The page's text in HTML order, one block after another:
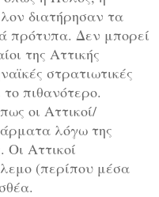
διατήρησαν τα
πρότυπα. Δεν μπορεί
της Αττικής
στρατιωτικές
πιθανότερο.
οι Αττικοί/
άρματα λόγω της
Οι Αττικοί
(περίπου μέσα